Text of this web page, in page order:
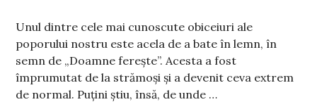
Unul dintre cele mai cunoscute obiceiuri ale
poporului nostru este acela de a bate în lemn, în
semn de „Doamne ferește”. Acesta a fost
împrumutat de la strămoși și a devenit ceva extrem
de normal. Puțini știu, însă, de unde …